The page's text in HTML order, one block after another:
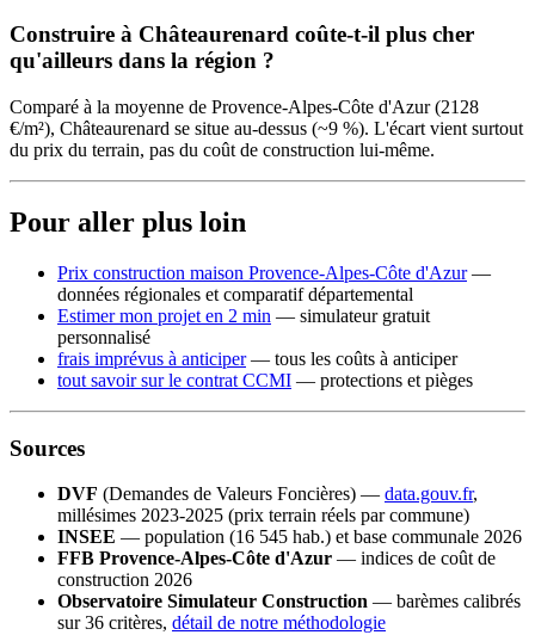
Construire à Châteaurenard coûte-t-il plus cher
qu'ailleurs dans la région ?
Comparé à la moyenne de Provence-Alpes-Côte d'Azur (2128
€/m²), Châteaurenard se situe au-dessus (~9 %). L'écart vient surtout
du prix du terrain, pas du coût de construction lui-même.
Pour aller plus loin
Prix construction maison Provence-Alpes-Côte d'Azur—
données régionales et comparatif départemental
Estimer mon projet en 2 min — simulateur gratuit
personnalisé
frais imprévus à anticiper— tous les coûts à anticiper
tout savoir sur le contrat CCMI — protections et pièges
Sources
DVF (Demandes de Valeurs Foncières) — data.gouv.fr,
millésimes 2023-2025 (prix terrain réels par commune)
INSEE — population (16 545 hab.) et base communale 2026
FFB Provence-Alpes-Côte d'Azur — indices de coût de
construction 2026
Observatoire Simulateur Construction — barèmes calibrés
sur 36 critères, détail de notre méthodologie